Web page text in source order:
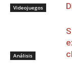
Videojuegos
Análisis